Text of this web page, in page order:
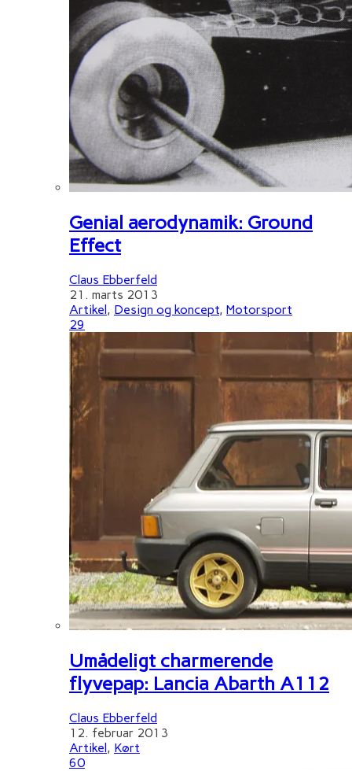
Genial aerodynamik: Ground
Effect
Claus Ebberfeld
21. marts 2013
Artikel, Design og koncept, Motorsport
29
Umådeligt charmerende
flyvepap: Lancia Abarth A112
Claus Ebberfeld
12. februar 2013
Artikel, Kørt
60